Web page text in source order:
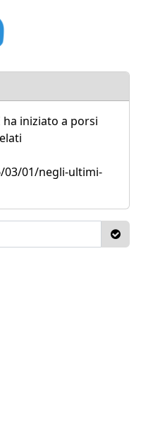
iniziato a porsi
01/negli-ultimi-